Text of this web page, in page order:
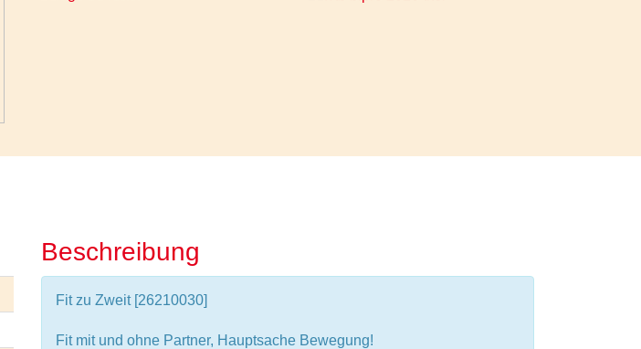
Beschreibung
Fit zu Zweit [26210030]
Fit mit und ohne Partner, Hauptsache Bewegung!